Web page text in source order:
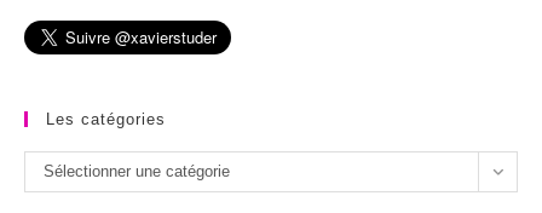
Les catégories
Les
catégories
Sélectionner une catégorie